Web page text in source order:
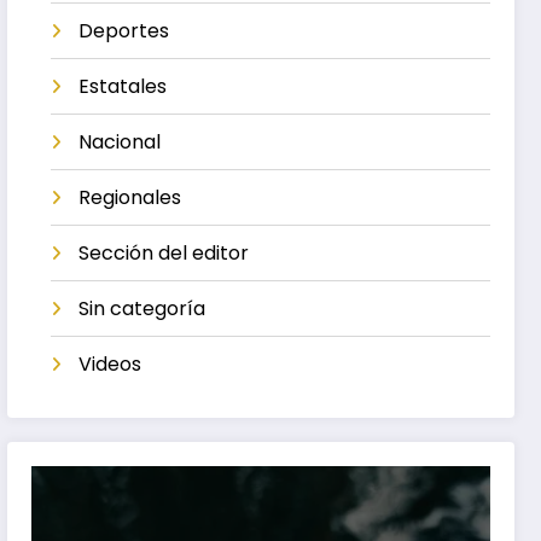
Deportes
Estatales
Nacional
Regionales
Sección del editor
Sin categoría
Videos